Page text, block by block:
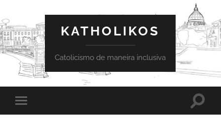
KATHOLIKOS
Catolicismo de maneira inclusiva
Toggle
mobile
Toggle